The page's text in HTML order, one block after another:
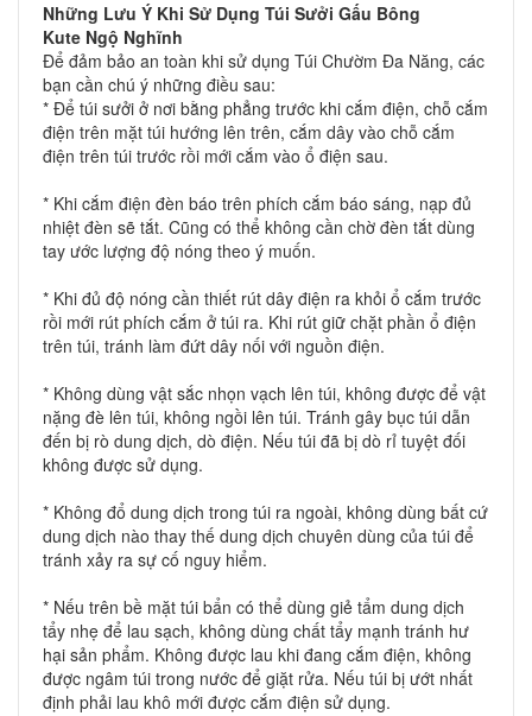
Những Lưu Ý Khi Sử Dụng Túi Sưởi Gấu Bông
Kute Ngộ Nghĩnh
Để đảm bảo an toàn khi sử dụng Túi Chườm Đa Năng, các
bạn cần chú ý những điều sau:
* Để túi sưởi ở nơi bằng phẳng trước khi cắm điện, chỗ cắm
điện trên mặt túi hướng lên trên, cắm dây vào chỗ cắm
điện trên túi trước rồi mới cắm vào ổ điện sau.
* Khi cắm điện đèn báo trên phích cắm báo sáng, nạp đủ
nhiệt đèn sẽ tắt. Cũng có thể không cần chờ đèn tắt dùng
tay ước lượng độ nóng theo ý muốn.
* Khi đủ độ nóng cần thiết rút dây điện ra khỏi ổ cắm trước
rồi mới rút phích cắm ở túi ra. Khi rút giữ chặt phần ổ điện
trên túi, tránh làm đứt dây nối với nguồn điện.
* Không dùng vật sắc nhọn vạch lên túi, không được để vật
nặng đè lên túi, không ngồi lên túi. Tránh gây bục túi dẫn
đến bị rò dung dịch, dò điện. Nếu túi đã bị dò rỉ tuyệt đối
không được sử dụng.
* Không đổ dung dịch trong túi ra ngoài, không dùng bất cứ
dung dịch nào thay thế dung dịch chuyên dùng của túi để
tránh xảy ra sự cố nguy hiểm.
* Nếu trên bề mặt túi bẩn có thể dùng giẻ tẩm dung dịch
tẩy nhẹ để lau sạch, không dùng chất tẩy mạnh tránh hư
hại sản phẩm. Không được lau khi đang cắm điện, không
được ngâm túi trong nước để giặt rửa. Nếu túi bị ướt nhất
định phải lau khô mới được cắm điện sử dụng.